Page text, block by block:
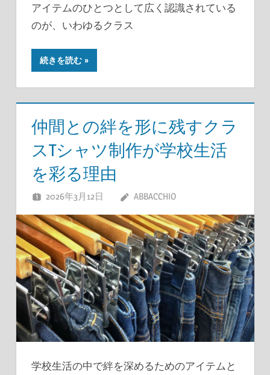
アイテムのひとつとして広く認識されている
のが、いわゆるクラス
続きを読む
仲間との絆を形に残すクラ
スTシャツ制作が学校生活
を彩る理由
2026年3月12日 ABBACCHIO
学校生活の中で絆を深めるためのアイテムと